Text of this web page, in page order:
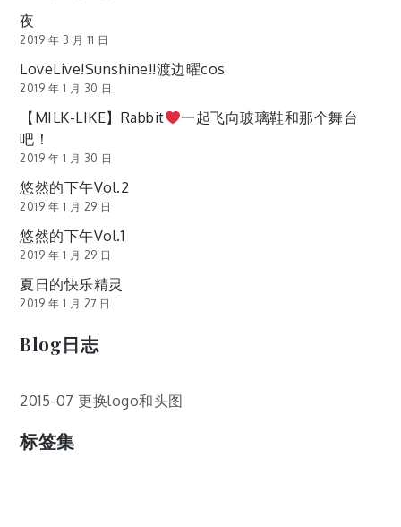
夜
2019 年 3 月 11 日
LoveLive!Sunshine!!渡边曜cos
2019 年 1 月 30 日
【MILK-LIKE】Rabbit
一起飞向玻璃鞋和那个舞台
吧！
2019 年 1 月 30 日
悠然的下午Vol.2
2019 年 1 月 29 日
悠然的下午Vol.1
2019 年 1 月 29 日
夏日的快乐精灵
2019 年 1 月 27 日
Blog日志
2015-07 更换logo和头图
标签集